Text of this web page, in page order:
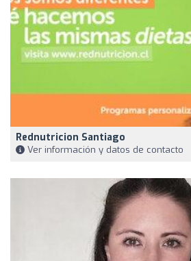
Rednutricion Santiago
Ver información y datos de contacto